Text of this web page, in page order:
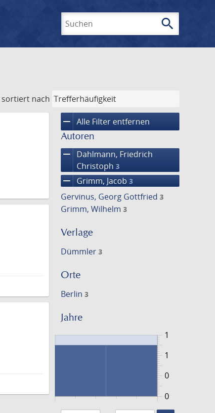
search
sortiert nach
remove Alle Filter entfernen
Autoren
remove
Dahlmann, Friedrich
Christoph 3
remove Grimm, Jacob 3
Gervinus, Georg Gottfried 3
Grimm, Wilhelm 3
Verlage
Dümmler 3
Orte
Berlin 3
Jahre
0
1
0
1
1885
1887